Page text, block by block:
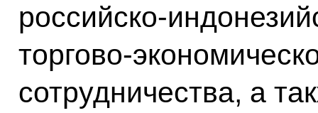
российско-
торгово-
сотрудничества, а